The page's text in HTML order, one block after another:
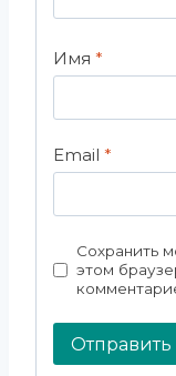
Имя *
Email *
Сохранить
этом